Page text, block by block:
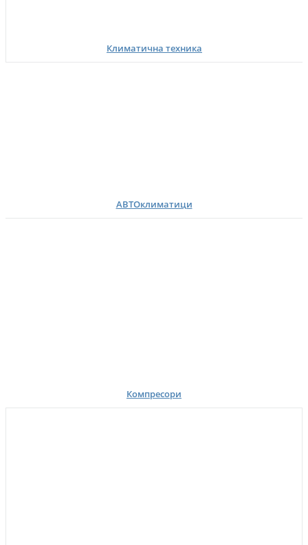
Климатична техника
АВТОклиматици
Компресори